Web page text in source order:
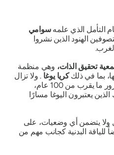
الذي علمهسوامي
الهنود الذين نشروا
تحقيق الذات،وهي منظمة
بما في ذلككريا يوغا. ولا تزال
المنظمة قائمة حتى اليوم بعد مرور ما يقرب من 100 عام،
يعتبرون اليوغا مسارًا
يتضمن أي وضعيات، على
البدنية كجانب مهم من